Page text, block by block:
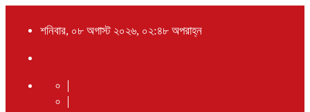
শনিবার, ০৮ অগাস্ট ২০২৬, ০২:৪৮ অপরাহ্ন